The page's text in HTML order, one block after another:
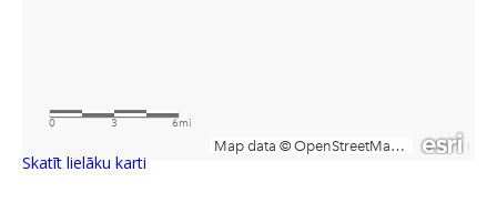
Skatīt lielāku karti